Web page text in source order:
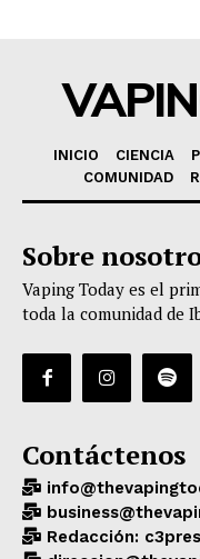
INICIO CIENCIA
COMUNIDAD
Sobre
Vaping Today es el
toda la comunidad de
Contáctenos
Redacción: